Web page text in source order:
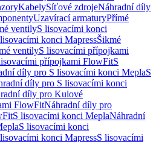
KabelySíťové zdrojeNáhradní díly
Uzavírací armaturyPřímé
ventilyS lisovacími konci
konci MapressŠikmé
ventilyS lisovacími přípojkami
přípojkami FlowFitS
díly pro S lisovacími konci MeplaS
díly pro S lisovacími konci
díly pro Kulové
FlowFitNáhradní díly pro
S lisovacími konci MeplaNáhradní
S lisovacími konci
konci MapressS lisovacími